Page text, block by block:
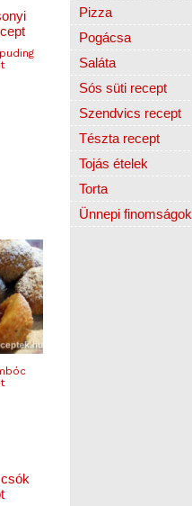
Pizza
Pogácsa
Saláta
Sós süti recept
Szendvics recept
Tészta recept
Tojás ételek
Torta
Ünnepi finomságok